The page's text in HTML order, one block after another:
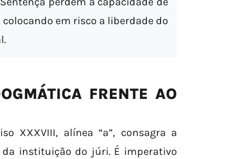
em risco a liberdade do
FRENTE AO
XXXVIII, alínea “a”, consagra a
instituição do júri. É imperativo